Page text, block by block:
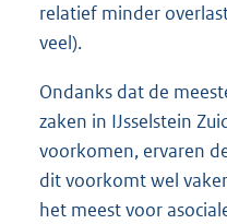
relatief minder
veel).
Ondanks dat de
zaken in IJsselstein
voorkomen, ervaren
dit voorkomt wel
het meest voor